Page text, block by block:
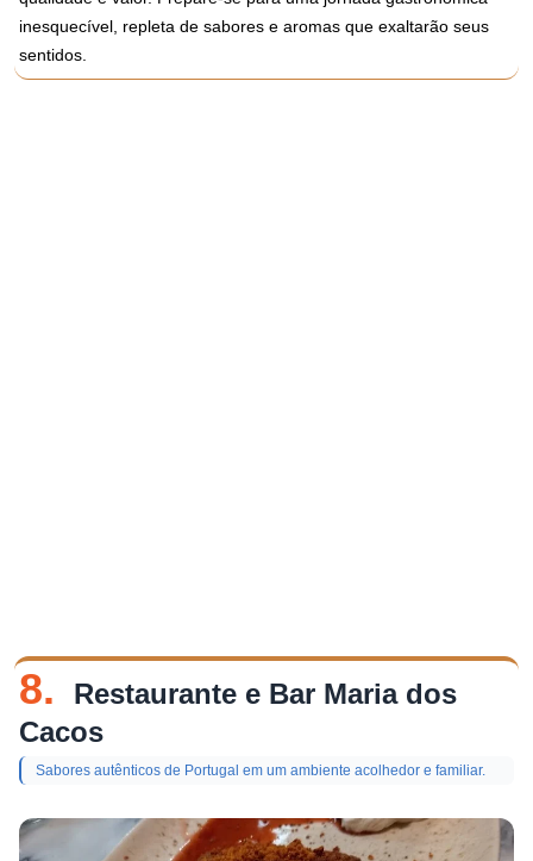
inesquecível, repleta de sabores e aromas que exaltarão seus
sentidos.
8.
Restaurante e Bar Maria dos
Cacos
Sabores autênticos de Portugal em um ambiente acolhedor e familiar.